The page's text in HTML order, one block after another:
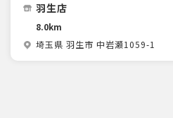
羽生店
8.0km
埼玉県 羽生市 中岩瀬1059-1